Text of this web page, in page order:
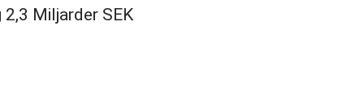
2,3 Miljarder SEK